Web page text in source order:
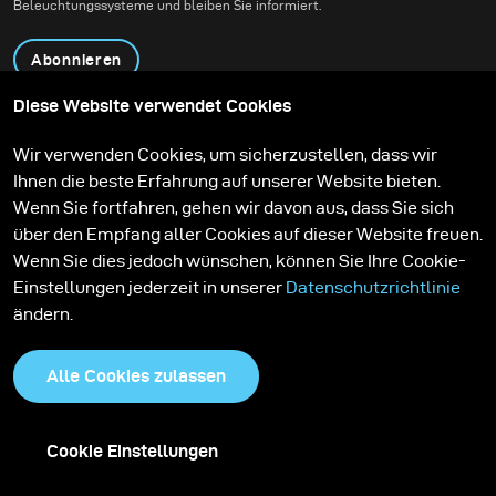
Beleuchtungssysteme und bleiben Sie informiert.
Abonnieren
Kontakt
Technologien
Contribute to our blog
Lernen
Support
Karriere
Media Center
Diese Website verwendet Cookies
Wir verwenden Cookies, um sicherzustellen, dass wir
Ihnen die beste Erfahrung auf unserer Website bieten.
Wenn Sie fortfahren, gehen wir davon aus, dass Sie sich
über den Empfang aller Cookies auf dieser Website freuen.
Wenn Sie dies jedoch wünschen, können Sie Ihre Cookie-
Einstellungen jederzeit in unserer Datenschutzrichtlinie
ändern.
Alle Cookies zulassen
Cookie Einstellungen